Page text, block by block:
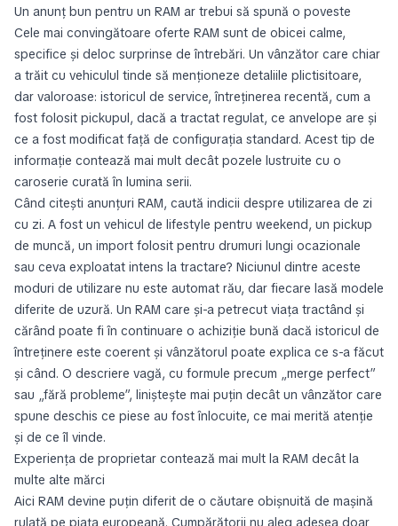
Un anunț bun pentru un RAM ar trebui să spună o poveste
Cele mai convingătoare oferte RAM sunt de obicei calme,
specifice și deloc surprinse de întrebări. Un vânzător care chiar
a trăit cu vehiculul tinde să menționeze detaliile plictisitoare,
dar valoroase: istoricul de service, întreținerea recentă, cum a
fost folosit pickupul, dacă a tractat regulat, ce anvelope are și
ce a fost modificat față de configurația standard. Acest tip de
informație contează mai mult decât pozele lustruite cu o
caroserie curată în lumina serii.
Când citești anunțuri RAM, caută indicii despre utilizarea de zi
cu zi. A fost un vehicul de lifestyle pentru weekend, un pickup
de muncă, un import folosit pentru drumuri lungi ocazionale
sau ceva exploatat intens la tractare? Niciunul dintre aceste
moduri de utilizare nu este automat rău, dar fiecare lasă modele
diferite de uzură. Un RAM care și-a petrecut viața tractând și
cărând poate fi în continuare o achiziție bună dacă istoricul de
întreținere este coerent și vânzătorul poate explica ce s-a făcut
și când. O descriere vagă, cu formule precum „merge perfect”
sau „fără probleme”, liniștește mai puțin decât un vânzător care
spune deschis ce piese au fost înlocuite, ce mai merită atenție
și de ce îl vinde.
Experiența de proprietar contează mai mult la RAM decât la
multe alte mărci
Aici RAM devine puțin diferit de o căutare obișnuită de mașină
rulată pe piața europeană. Cumpărătorii nu aleg adesea doar